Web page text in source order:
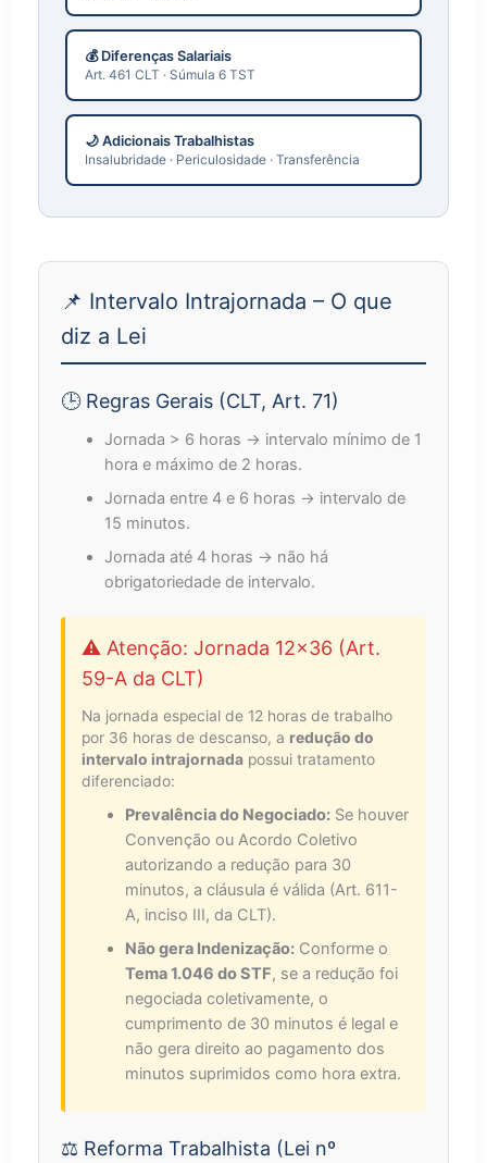
💰 Diferenças Salariais
Art. 461 CLT · Súmula 6 TST
🌙 Adicionais Trabalhistas
Insalubridade · Periculosidade · Transferência
📌 Intervalo Intrajornada – O que
diz a Lei
🕒 Regras Gerais (CLT, Art. 71)
Jornada > 6 horas → intervalo mínimo de 1
hora e máximo de 2 horas.
Jornada entre 4 e 6 horas → intervalo de
15 minutos.
Jornada até 4 horas → não há
obrigatoriedade de intervalo.
⚠️ Atenção: Jornada 12x36 (Art.
59-A da CLT)
Na jornada especial de 12 horas de trabalho
por 36 horas de descanso, a redução do
intervalo intrajornada possui tratamento
diferenciado:
Prevalência do Negociado: Se houver
Convenção ou Acordo Coletivo
autorizando a redução para 30
minutos, a cláusula é válida (Art. 611-
A, inciso III, da CLT).
Não gera Indenização: Conforme o
Tema 1.046 do STF, se a redução foi
negociada coletivamente, o
cumprimento de 30 minutos é legal e
não gera direito ao pagamento dos
minutos suprimidos como hora extra.
⚖️ Reforma Trabalhista (Lei nº